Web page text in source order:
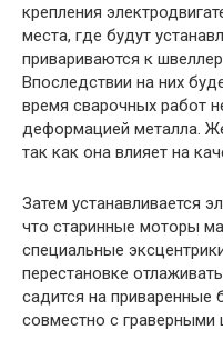
крепления
места, где будут
привариваются к
Впоследствии на них
время сварочных работ
деформацией металла.
так как она влияет на
Затем устанавливается
что старинные моторы
специальные
перестановке отлаживать
садится на приваренные
совместно с граверными